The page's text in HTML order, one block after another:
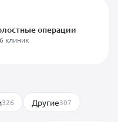
операции
клиник
326 Другие307